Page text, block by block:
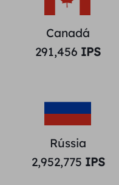
Canadá
291,456 IPS
Rússia
2,952,775 IPS